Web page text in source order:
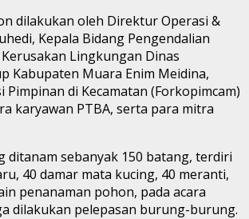
dilakukan oleh Direktur Operasi &
Kepala Bidang Pengendalian
Lingkungan Dinas
Kabupaten Muara Enim Meidina,
Pimpinan di Kecamatan (Forkopimcam)
karyawan PTBA, serta para mitra
ditanam sebanyak 150 batang, terdiri
40 damar mata kucing, 40 meranti,
penanaman pohon, pada acara
dilakukan pelepasan burung-burung.